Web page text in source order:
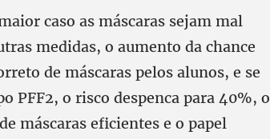
caso as máscaras sejam mal
medidas, o aumento da chance
de máscaras pelos alunos, e se
PFF2, o risco despenca para 40%, o
máscaras eficientes e o papel